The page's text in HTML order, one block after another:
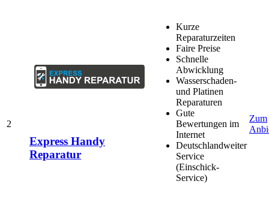
2
Express Handy
Reparatur
Kurze
Reparaturzeiten
Faire Preise
Schnelle
Abwicklung
Wasserschaden-
und Platinen
Reparaturen
Gute
Bewertungen im
Internet
Deutschlandweiter
Service
(Einschick-
Service)
Zum